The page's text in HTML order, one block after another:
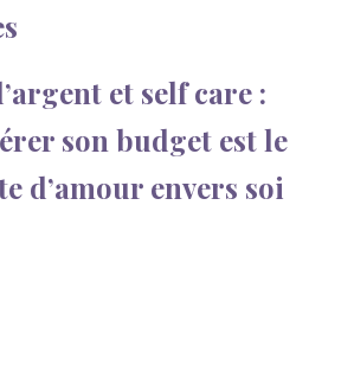
et self care :
son budget est le
d’amour envers soi